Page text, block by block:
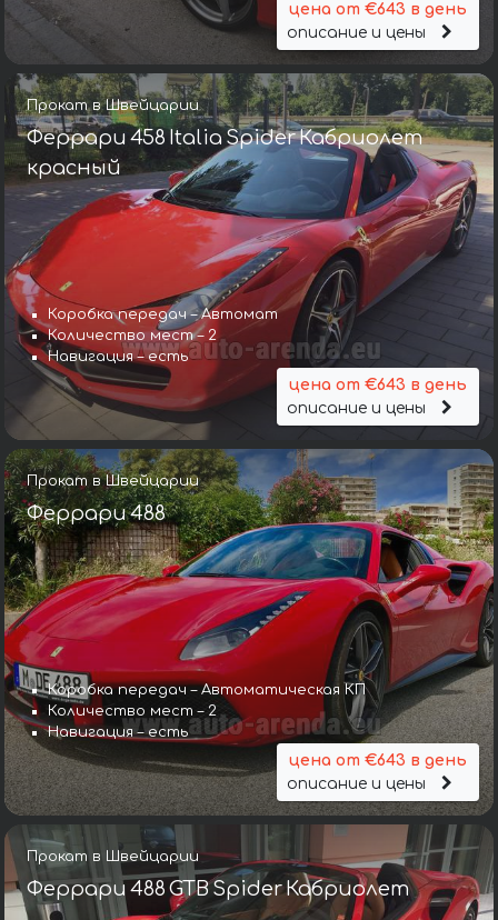
цена от €643 в день
описание и цены
Прокат в Швейцарии
Феррари 458 Italia Spider Кабриолет
красный
Коробка передач – Автомат
Количество мест – 2
Навигация – есть
цена от €643 в день
описание и цены
Прокат в Швейцарии
Феррари 488
Коробка передач – Автоматическая КП
Количество мест – 2
Навигация – есть
цена от €643 в день
описание и цены
Прокат в Швейцарии
Феррари 488 GTB Spider Кабриолет